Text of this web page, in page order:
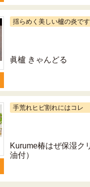
揺らめく美しい櫨の炎です
眞櫨 きゃんどる
手荒れヒビ割れにはコレ
Kurume椿はぜ保湿ク
油付）